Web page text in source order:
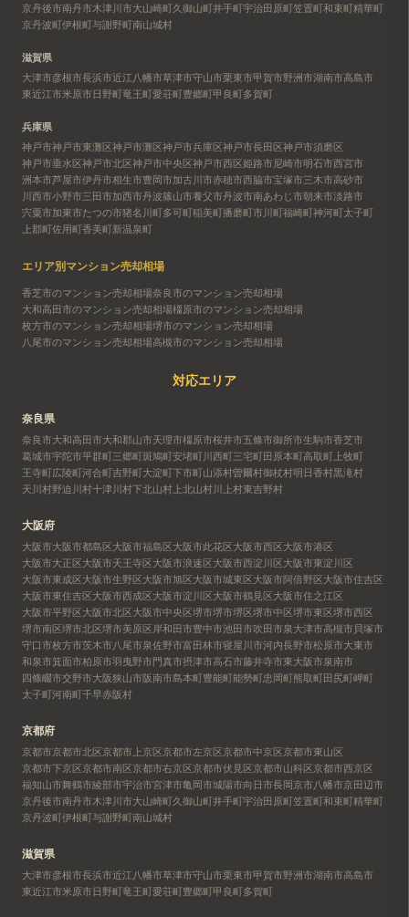
京丹後市南丹市木津川市大山崎町久御山町井手町宇治田原町笠置町和束町精華町
京丹波町伊根町与謝野町南山城村
滋賀県
大津市彦根市長浜市近江八幡市草津市守山市栗東市甲賀市野洲市湖南市高島市
東近江市米原市日野町竜王町愛荘町豊郷町甲良町多賀町
兵庫県
神戸市神戸市東灘区神戸市灘区神戸市兵庫区神戸市長田区神戸市須磨区
神戸市垂水区神戸市北区神戸市中央区神戸市西区姫路市尼崎市明石市西宮市
洲本市芦屋市伊丹市相生市豊岡市加古川市赤穂市西脇市宝塚市三木市高砂市
川西市小野市三田市加西市丹波篠山市養父市丹波市南あわじ市朝来市淡路市
宍粟市加東市たつの市猪名川町多可町稲美町播磨町市川町福崎町神河町太子町
上郡町佐用町香美町新温泉町
エリア別マンション売却相場
香芝市のマンション売却相場奈良市のマンション売却相場
大和高田市のマンション売却相場橿原市のマンション売却相場
枚方市のマンション売却相場堺市のマンション売却相場
八尾市のマンション売却相場高槻市のマンション売却相場
対応エリア
奈良県
奈良市大和高田市大和郡山市天理市橿原市桜井市五條市御所市生駒市香芝市
葛城市宇陀市平群町三郷町斑鳩町安堵町川西町三宅町田原本町高取町 上牧町
王寺町広陵町河合町吉野町大淀町下市町山添村曽爾村御杖村明日香村黒滝村
天川村野迫川村十津川村下北山村 上北山村川上村東吉野村
大阪府
大阪市大阪市都島区大阪市福島区大阪市此花区大阪市西区大阪市港区
大阪市大正区大阪市天王寺区大阪市浪速区大阪市西淀川区大阪市東淀川区
大阪市東成区大阪市生野区大阪市旭区大阪市城東区大阪市阿倍野区大阪市住吉区
大阪市東住吉区大阪市西成区大阪市淀川区大阪市鶴見区大阪市住之江区
大阪市平野区大阪市北区大阪市中央区堺市堺市堺区堺市中区堺市東区堺市西区
堺市南区堺市北区堺市美原区岸和田市豊中市池田市吹田市泉大津市高槻市 貝塚市
守口市枚方市茨木市八尾市泉佐野市富田林市寝屋川市河内長野市松原市大東市
和泉市箕面市柏原市羽曳野市門真市摂津市高石市藤井寺市東大阪市泉南市
四條畷市交野市大阪狭山市阪南市島本町豊能町能勢町忠岡町熊取町田尻町岬町
太子町河南町千早赤阪村
京都府
京都市京都市北区京都市上京区京都市左京区京都市中京区京都市東山区
京都市下京区京都市南区京都市右京区京都市伏見区京都市山科区京都市西京区
福知山市舞鶴市綾部市宇治市宮津市亀岡市城陽市向日市長岡京市八幡市京田辺市
京丹後市南丹市木津川市大山崎町久御山町井手町宇治田原町笠置町和束町精華町
京丹波町伊根町与謝野町南山城村
滋賀県
大津市彦根市長浜市近江八幡市草津市守山市栗東市甲賀市野洲市湖南市高島市
東近江市米原市日野町竜王町愛荘町豊郷町甲良町多賀町